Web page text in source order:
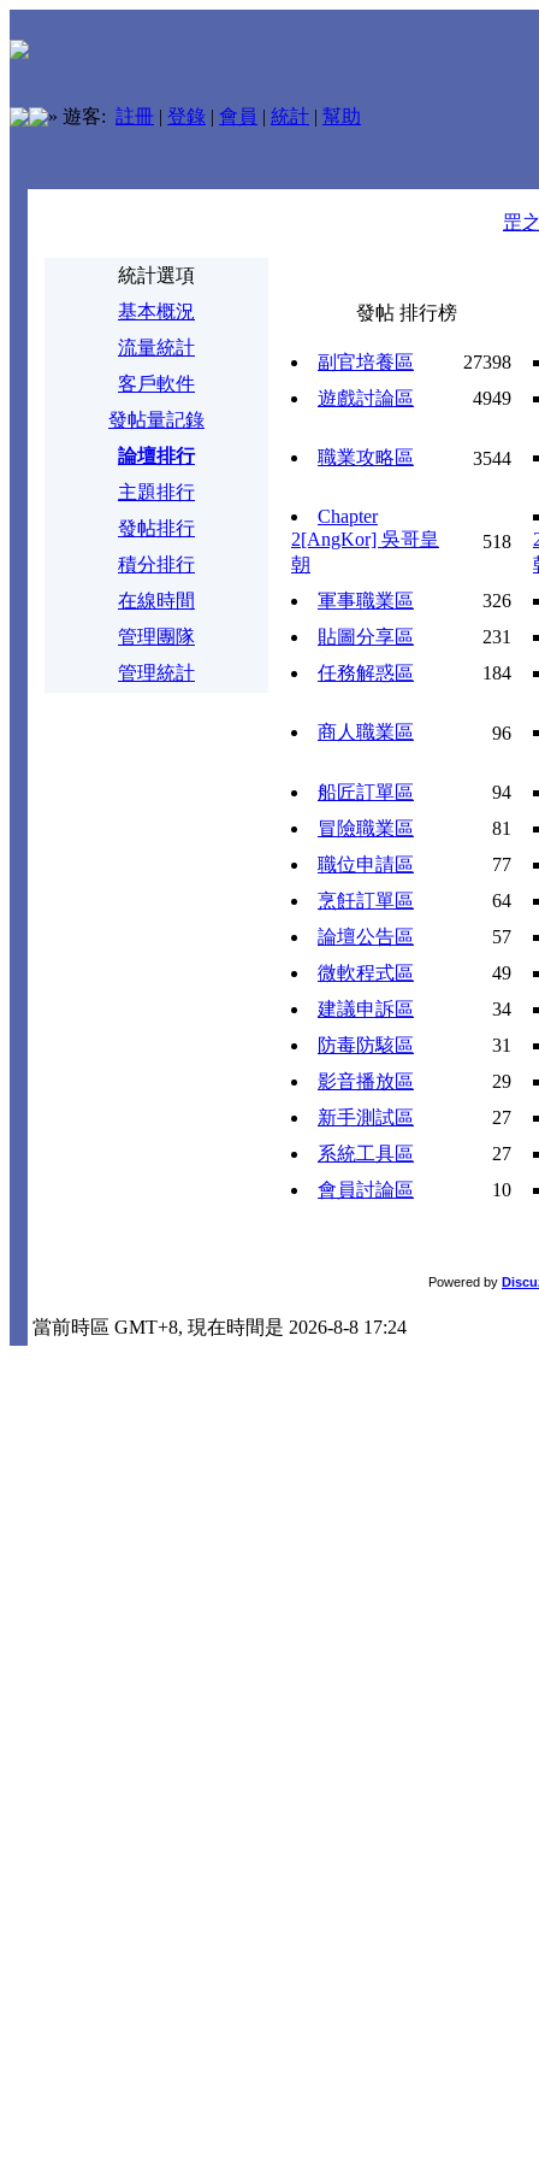
» 遊客: 註冊 | 登錄 | 會員 | 統計 | 幫助
罡
統計選項
基本概況
流量統計
客戶軟件
發帖量記錄
論壇排行
主題排行
發帖排行
積分排行
在線時間
管理團隊
管理統計
發帖 排行榜
副官培養區
27398
遊戲討論區
4949
職業攻略區 3544
Chapter
2[AngKor] 吳哥皇
朝
518
軍事職業區
326
貼圖分享區
231
任務解惑區
184
商人職業區 96
船匠訂單區
94
冒險職業區
81
職位申請區
77
烹飪訂單區
64
論壇公告區
57
微軟程式區
49
建議申訴區
34
防毒防駭區
31
影音播放區
29
新手測試區
27
系統工具區
27
會員討論區
10
Powered by
當前時區 GMT+8, 現在時間是 2026-8-8 17:24